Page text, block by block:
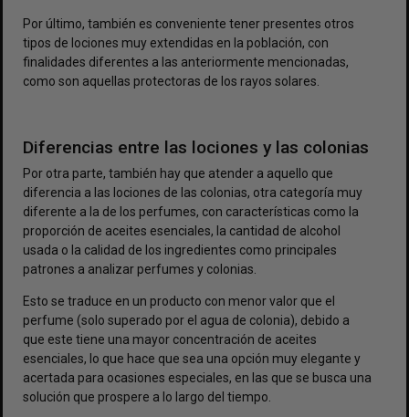
Por último, también es conveniente tener presentes otros
tipos de lociones muy extendidas en la población, con
finalidades diferentes a las anteriormente mencionadas,
como son aquellas protectoras de los rayos solares.
Diferencias entre las lociones y las colonias
Por otra parte, también hay que atender a aquello que
diferencia a las lociones de las colonias, otra categoría muy
diferente a la de los perfumes, con características como la
proporción de aceites esenciales, la cantidad de alcohol
usada o la calidad de los ingredientes como principales
patrones a analizar perfumes y colonias
Esto se traduce en un producto con menor valor que el
perfume (solo superado por el agua de colonia), debido a
que este tiene una mayor concentración de aceites
esenciales, lo que hace que sea una opción muy elegante y
acertada para ocasiones especiales, en las que se busca una
solución que prospere a lo largo del tiempo.